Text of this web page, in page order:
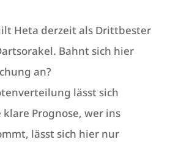
Heta derzeit als Drittbester
Bahnt sich hier
an?
lässt sich
Prognose, wer ins
lässt sich hier nur